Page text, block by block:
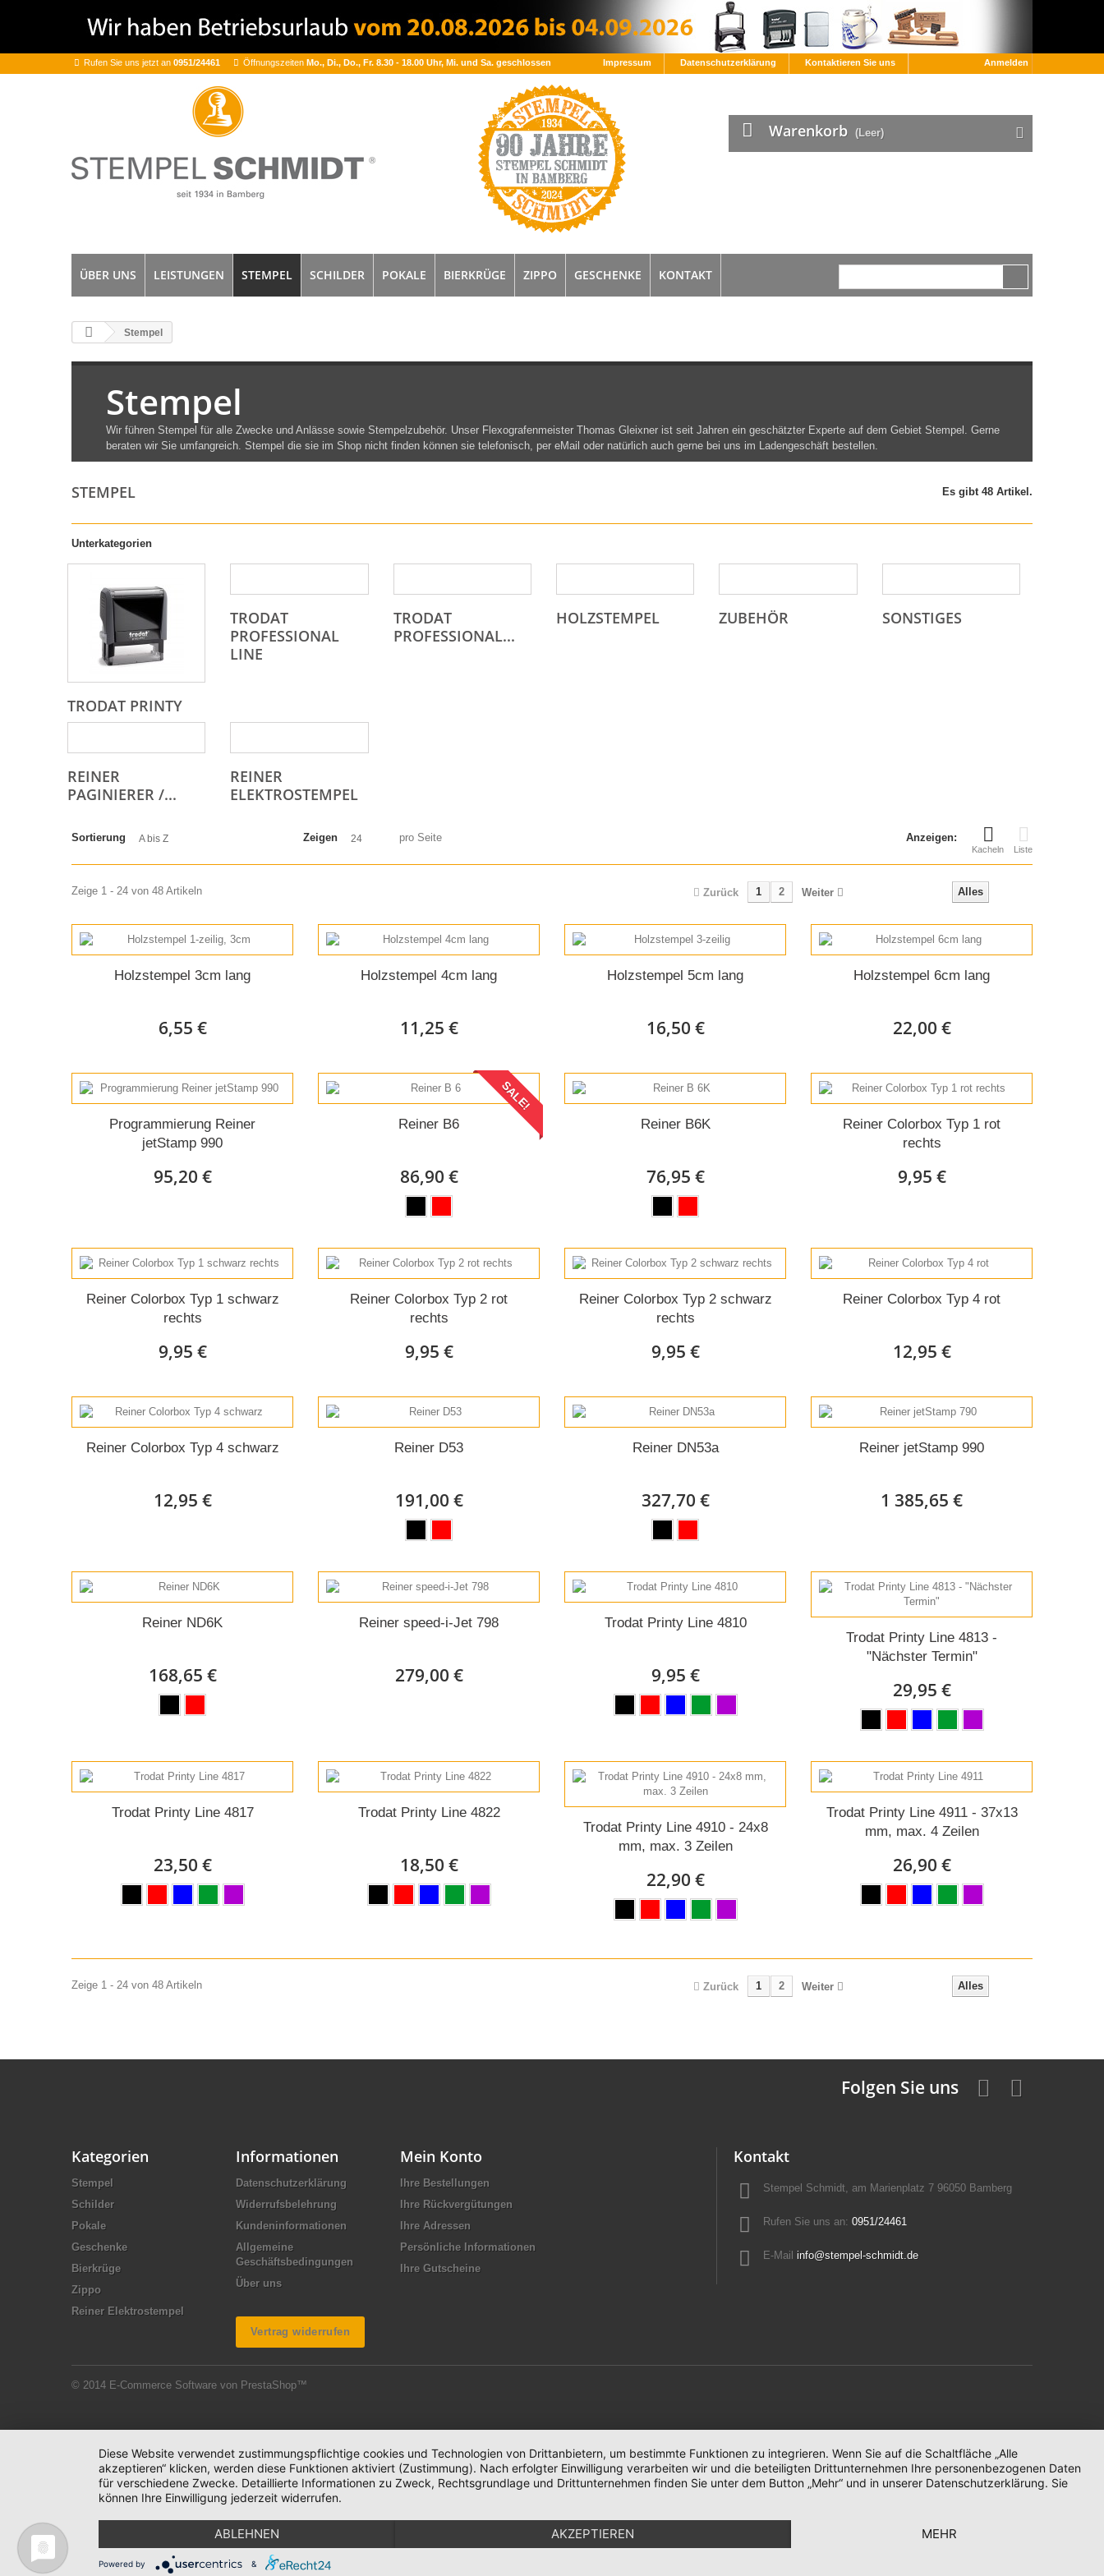
Anmelden
Rufen Sie uns jetzt an 0951/24461 Öffnungszeiten Mo., Di., Do., Fr. 8.30 - 18.00 Uhr, Mi. und Sa. geschlossen Impressum Datenschutzerklärung Kontaktieren Sie uns
Warenkorb (Leer)
ÜBER UNS LEISTUNGEN STEMPEL SCHILDER POKALE BIERKRÜGE ZIPPO GESCHENKE KONTAKT
Stempel
Stempel
Wir führen Stempel für alle Zwecke und Anlässe sowie Stempelzubehör. Unser Flexografenmeister Thomas Gleixner ist seit Jahren ein geschätzter Experte auf dem Gebiet Stempel. Gerne
beraten wir Sie umfangreich. Stempel die sie im Shop nicht finden können sie telefonisch, per eMail oder natürlich auch gerne bei uns im Ladengeschäft bestellen.
STEMPEL Es gibt 48 Artikel.
Unterkategorien
TRODAT PRINTY
TRODAT
PROFESSIONAL
LINE
TRODAT
PROFESSIONAL...
HOLZSTEMPEL ZUBEHÖR SONSTIGES
REINER
PAGINIERER /...
REINER
ELEKTROSTEMPEL
Anzeigen:
Kacheln Liste
Sortierung A bis Z Zeigen 24 pro Seite
Alles
Zurück 1 2 Weiter
Zeige 1 - 24 von 48 Artikeln
Holzstempel 3cm lang
6,55 €
Holzstempel 4cm lang
11,25 €
Holzstempel 5cm lang
16,50 €
Holzstempel 6cm lang
22,00 €
Programmierung Reiner
jetStamp 990
95,20 €
SALE!
Reiner B6
86,90 €
Reiner B6K
76,95 €
Reiner Colorbox Typ 1 rot
rechts
9,95 €
Reiner Colorbox Typ 1 schwarz
rechts
9,95 €
Reiner Colorbox Typ 2 rot
rechts
9,95 €
Reiner Colorbox Typ 2 schwarz
rechts
9,95 €
Reiner Colorbox Typ 4 rot
12,95 €
Reiner Colorbox Typ 4 schwarz
12,95 €
Reiner D53
191,00 €
Reiner DN53a
327,70 €
Reiner jetStamp 990
1 385,65 €
Reiner ND6K
168,65 €
Reiner speed-i-Jet 798
279,00 €
Trodat Printy Line 4810
9,95 €
Trodat Printy Line 4813 -
"Nächster Termin"
29,95 €
Trodat Printy Line 4817
23,50 €
Trodat Printy Line 4822
18,50 €
Trodat Printy Line 4910 - 24x8
mm, max. 3 Zeilen
22,90 €
Trodat Printy Line 4911 - 37x13
mm, max. 4 Zeilen
26,90 €
Alles
Zurück 1 2 Weiter
Zeige 1 - 24 von 48 Artikeln
Folgen Sie uns
Kategorien
Stempel
Schilder
Pokale
Geschenke
Bierkrüge
Zippo
Reiner Elektrostempel
Informationen
Datenschutzerklärung
Widerrufsbelehrung
Kundeninformationen
Allgemeine
Geschäftsbedingungen
Über uns
Vertrag widerrufen
© 2014 E-Commerce Software von PrestaShop™
Mein Konto
Ihre Bestellungen
Ihre Rückvergütungen
Ihre Adressen
Persönliche Informationen
Ihre Gutscheine
Kontakt
Stempel Schmidt, am Marienplatz 7 96050 Bamberg
Rufen Sie uns an: 0951/24461
E-Mail info@stempel-schmidt.de
Diese Website verwendet zustimmungspflichtige cookies und Technologien von Drittanbietern, um bestimmte Funktionen zu integrieren. Wenn Sie auf die Schaltfläche „Alle
akzeptieren“ klicken, werden diese Funktionen aktiviert (Zustimmung). Nach erfolgter Einwilligung verarbeiten wir und die beteiligten Drittunternehmen Ihre personenbezogenen Daten
für verschiedene Zwecke. Detaillierte Informationen zu Zweck, Rechtsgrundlage und Drittunternehmen finden Sie unter dem Button „Mehr“ und in unserer Datenschutzerklärung. Sie
können Ihre Einwilligung jederzeit widerrufen.
ABLEHNEN AKZEPTIEREN MEHR
Powered by &